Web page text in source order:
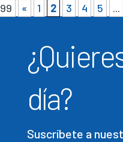
99
« 1 2 3 4 5 ...
día?
Suscríbete a